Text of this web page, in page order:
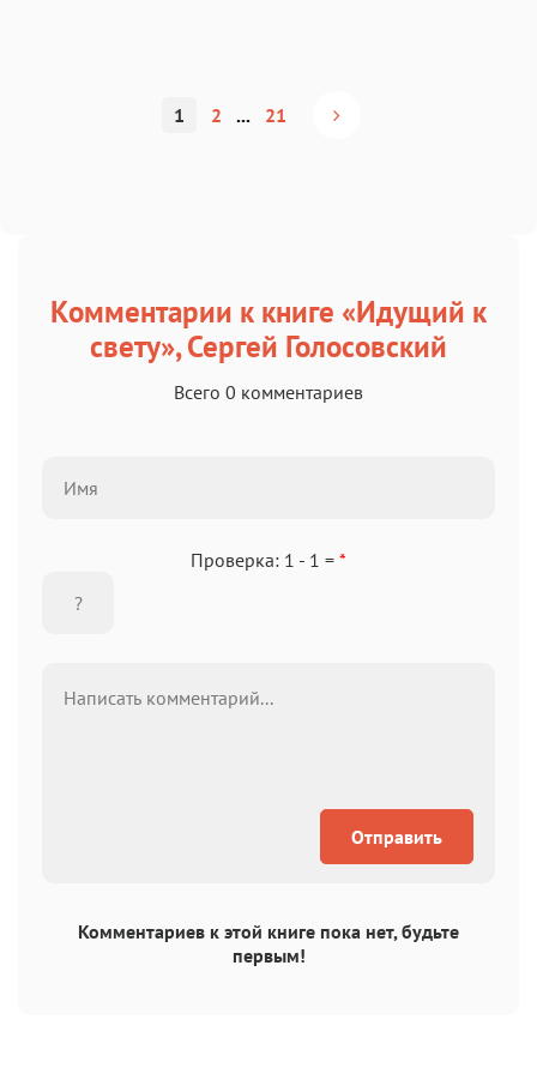
1 2 ... 21
Комментарии к книге «Идущий к
свету», Сергей Голосовский
Всего 0 комментариев
Проверка: 1 - 1 = *
Отправить
Комментариев к этой книге пока нет, будьте
первым!